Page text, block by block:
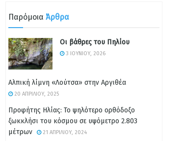
Παρόμοια Άρθρα
Οι βάθρες του Πηλίου
3 ΙΟΥΝΊΟΥ, 2026
Αλπική λίμνη «Λούτσα» στην Αργιθέα
20 ΑΠΡΙΛΊΟΥ, 2025
Προφήτης Ηλίας: Το ψηλότερο ορθόδοξο
ξωκκλήσι του κόσμου σε υψόμετρο 2.803
μέτρων
21 ΑΠΡΙΛΊΟΥ, 2024